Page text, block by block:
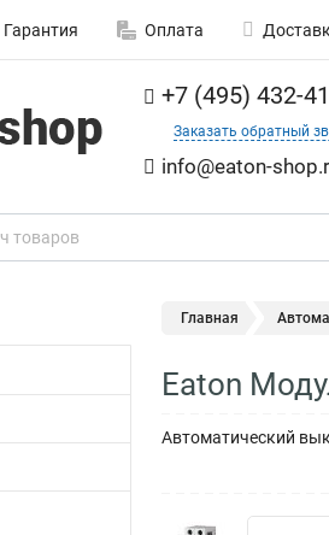
Гарантия Оплата
+7 (495) 432-
Заказать обратный
info@eaton-
Главная
Eaton
Автоматический